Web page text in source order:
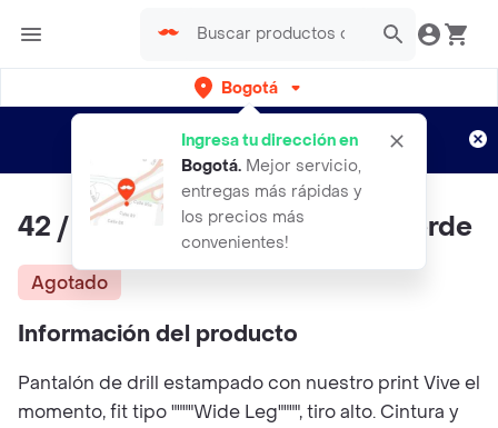
Bogotá
Ingresa tu dirección en
Bogotá. Mejor servicio,
entregas más rápidas y
los precios más
convenientes!
envíos gratis por semanas
Aplican TyC
42 / Pantalón Aquí Y Ahora - Verde
Agotado
Información del producto
Pantalón de drill estampado con nuestro print Vive el
momento, fit tipo """"Wide Leg"""", tiro alto. Cintura y